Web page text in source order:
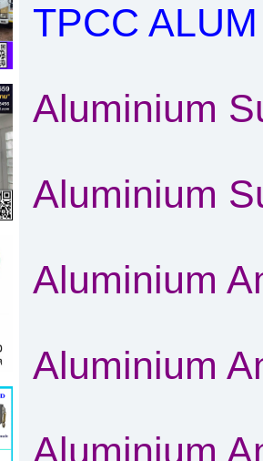
TPCC
Aluminium
Aluminium
Aluminium
Aluminium
Aluminium